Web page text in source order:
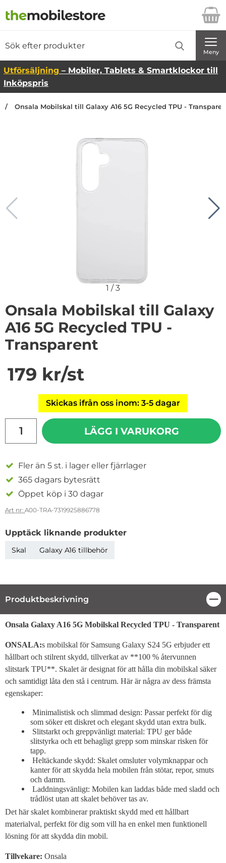
Startsidan för Danira Telecom AB
Meny
Utförsäljning – Mobiler, Tablets & Smartklockor till
Inköpspris
Onsala Mobilskal till Galaxy A16 5G Recycled TPU -
1 /3
Onsala Mobilskal till Galaxy
A16 5G Recycled TPU -
Transparent
pris
179 kr/st
Skickas ifrån oss inom: 3-5 dagar
LÄGG I VARUKORG
Fler än 5 st. i lager eller fjärrlager
365 dagars bytesrätt
Öppet köp i 30 dagar
Art nr: A00-TRA-7319925886778
Upptäck liknande produkter
Skal Galaxy A16 tillbehör
Produktbeskrivning
Produktbeskrivning
Onsala Galaxy A16 5G Mobilskal Recycled TPU - Transparent
ONSALA:s mobilskal för Samsung Galaxy S24 5G erbjuder ett
hållbart och stilrent skydd, tillverkat av **100 % återvunnen
slitstark TPU**. Skalet är designat för att hålla din mobilskal säker
och samtidigt låta den stå i centrum. Här är några av dess främsta
egenskaper:
Minimalistisk och slimmad design: Passar perfekt för dig
som söker ett diskret och elegant skydd utan extra bulk.
Slitstarkt och greppvänligt material: TPU ger både
slitstyrka och ett behagligt grepp som minskar risken för
tapp.
Heltäckande skydd: Skalet omsluter volymknappar och
kanter för att skydda hela mobilen från stötar, repor, smuts
och damm.
Laddningsvänligt: Mobilen kan laddas både med sladd och
trådlöst utan att skalet behöver tas av.
Det här skalet kombinerar praktiskt skydd med ett hållbart
materialval, perfekt för dig som vill ha en enkel men funktionell
lösning för att skydda din mobil.
Tillvekare: Onsala